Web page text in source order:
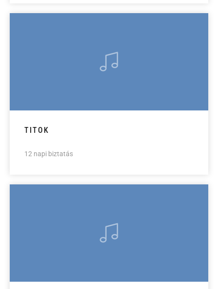
TITOK
12 napi biztatás